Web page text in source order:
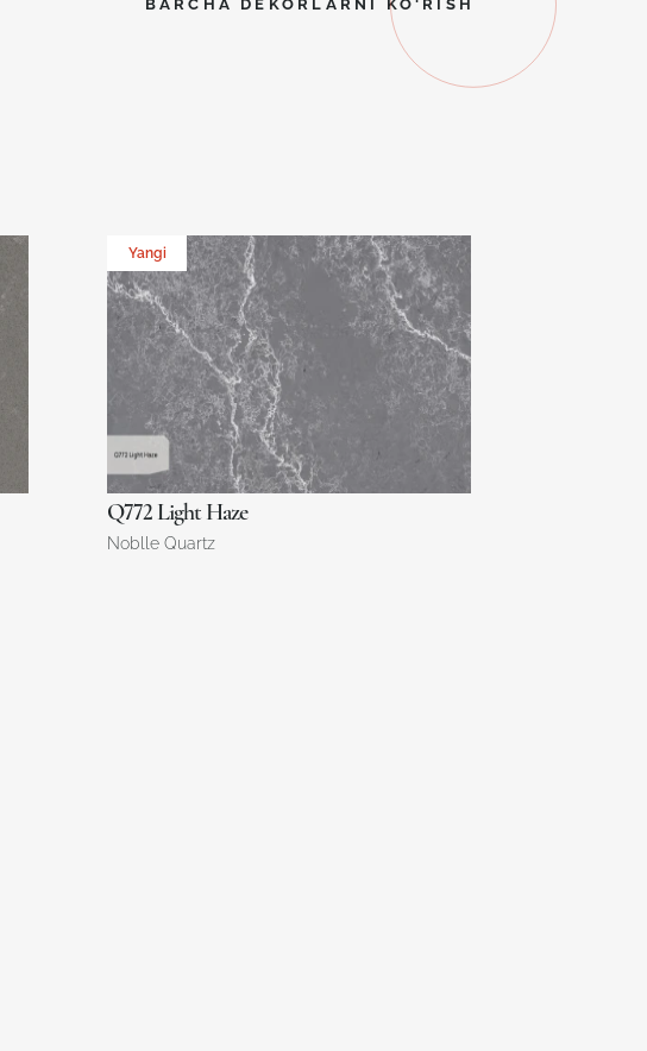
BARCHA DEKORLARNI KO'RISH
Yangi
Q772 Light Haze
Noblle Quartz